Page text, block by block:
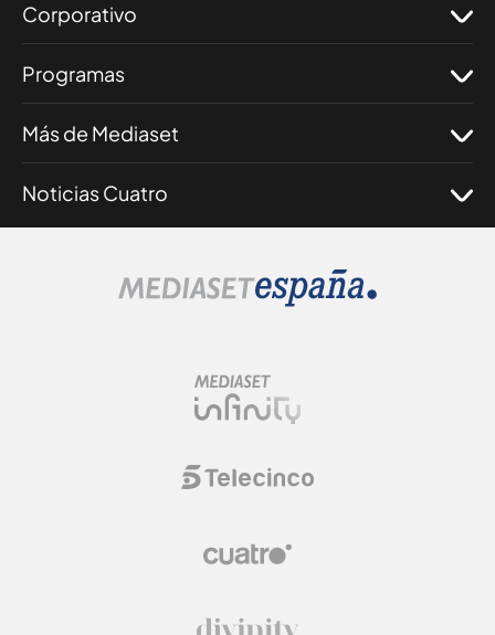
Corporativo
Programas
Más de Mediaset
Noticias Cuatro